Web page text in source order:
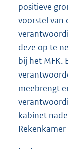
positieve
voorstel van
deze op te
bij het MFK.
meebrengt
kabinet